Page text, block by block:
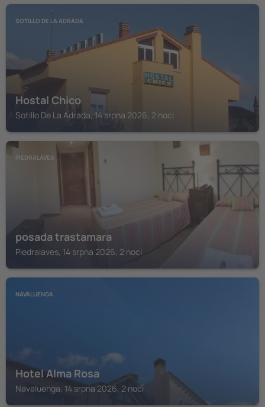
SOTILLO DE LA ADRADA
Hostal Chico
Sotillo De La Adrada, 14 srpna 2026, 2 noci
PIEDRALAVES
posada trastamara
Piedralaves, 14 srpna 2026, 2 noci
NAVALUENGA
Hotel Alma Rosa
Navaluenga, 14 srpna 2026, 2 noci